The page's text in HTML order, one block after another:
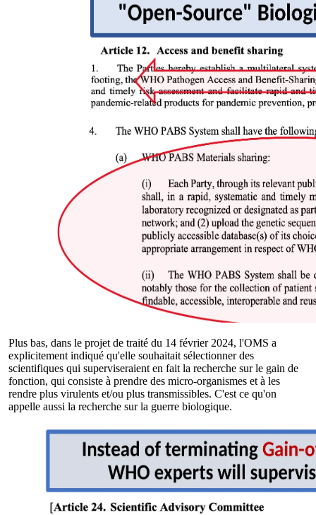
Plus bas, dans le projet de traité du 14 février 2024, l'OMS a
explicitement indiqué qu'elle souhaitait sélectionner des
scientifiques qui superviseraient en fait la recherche sur le gain de
fonction, qui consiste à prendre des micro-organismes et à les
rendre plus virulents et/ou plus transmissibles. C'est ce qu'on
appelle aussi la recherche sur la guerre biologique.